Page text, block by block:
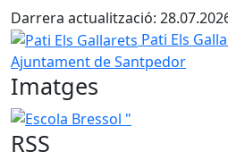
Darrera actualització:
Pati Els Gallarets
Pati Els
Ajuntament de Santpedor
Imatges
Escola Bressol "
RSS